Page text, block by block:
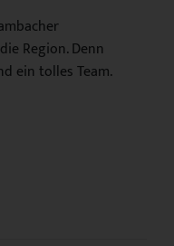
Region. Denn
ein tolles Team.